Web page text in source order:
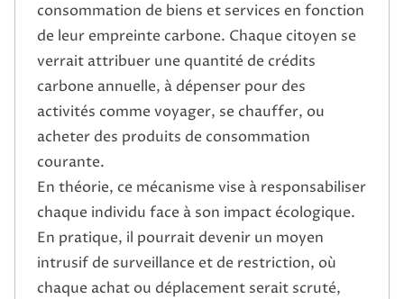
consommation de biens et services en fonction
de leur empreinte carbone. Chaque citoyen se
verrait attribuer une quantité de crédits
carbone annuelle, à dépenser pour des
activités comme voyager, se chauffer, ou
acheter des produits de consommation
courante.
En théorie, ce mécanisme vise à responsabiliser
chaque individu face à son impact écologique.
En pratique, il pourrait devenir un moyen
intrusif de surveillance et de restriction, où
chaque achat ou déplacement serait scruté,